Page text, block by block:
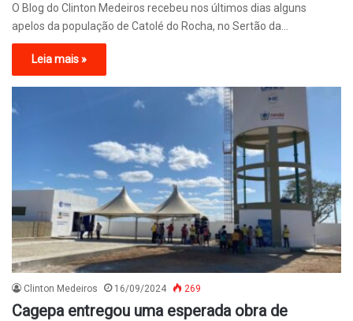
O Blog do Clinton Medeiros recebeu nos últimos dias alguns
apelos da população de Catolé do Rocha, no Sertão da…
Leia mais »
Clinton Medeiros 16/09/2024 269
Cagepa entregou uma esperada obra de